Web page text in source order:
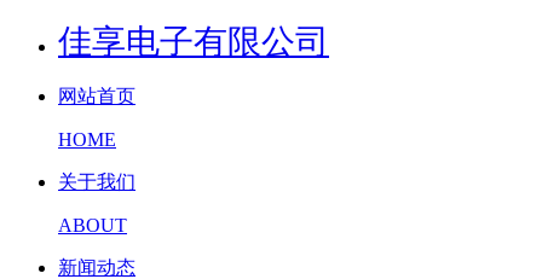
佳享电子有限公司
网站首页
HOME
关于我们
ABOUT
新闻动态